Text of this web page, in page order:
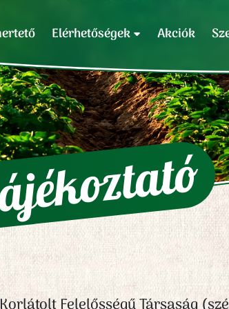
Elérhetőségek Akciók